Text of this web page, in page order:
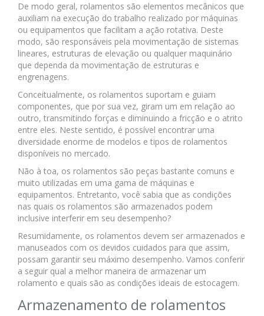
De modo geral, rolamentos são elementos mecânicos que
auxiliam na execução do trabalho realizado por máquinas
ou equipamentos que facilitam a ação rotativa. Deste
modo, são responsáveis pela movimentação de sistemas
lineares, estruturas de elevação ou qualquer maquinário
que dependa da movimentação de estruturas e
engrenagens.
Conceitualmente, os rolamentos suportam e guiam
componentes, que por sua vez, giram um em relação ao
outro, transmitindo forças e diminuindo a fricção e o atrito
entre eles. Neste sentido, é possível encontrar uma
diversidade enorme de modelos e tipos de rolamentos
disponíveis no mercado.
Não à toa, os rolamentos são peças bastante comuns e
muito utilizadas em uma gama de máquinas e
equipamentos. Entretanto, você sabia que as condições
nas quais os rolamentos são armazenados podem
inclusive interferir em seu desempenho?
Resumidamente, os rolamentos devem ser armazenados e
manuseados com os devidos cuidados para que assim,
possam garantir seu máximo desempenho. Vamos conferir
a seguir qual a melhor maneira de armazenar um
rolamento e quais são as condições ideais de estocagem.
Armazenamento de rolamentos